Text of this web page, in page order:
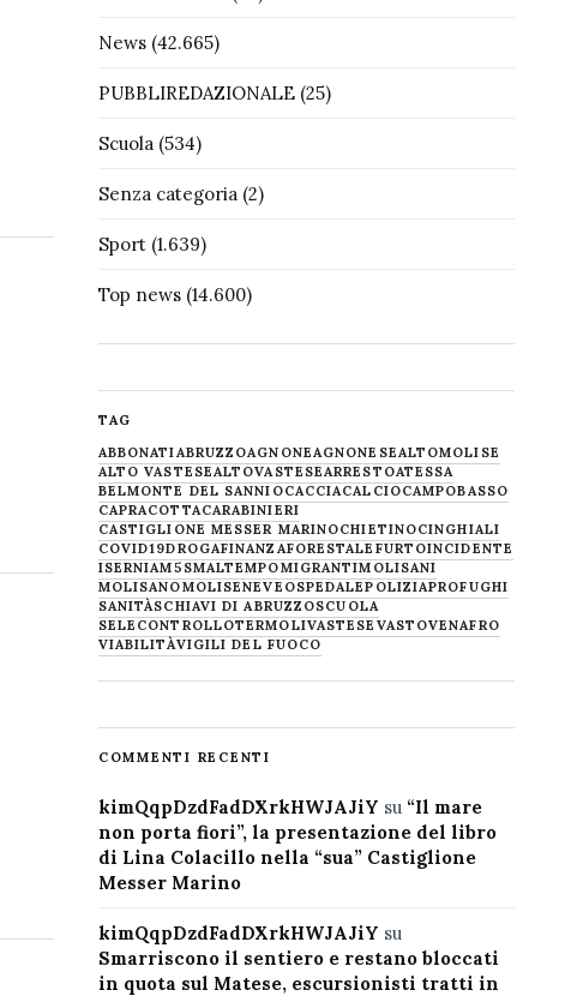
News(42.665)
PUBBLIREDAZIONALE(25)
Scuola(534)
Senza categoria(2)
Sport(1.639)
Top news(14.600)
TAG
ABBONATIABRUZZOAGNONEAGNONESEALTOMOLISE
ALTO VASTESEALTOVASTESEARRESTOATESSA
BELMONTE DEL SANNIOCACCIACALCIOCAMPOBASSO
CAPRACOTTACARABINIERI
CASTIGLIONE MESSER MARINOCHIETINOCINGHIALI
COVID19DROGAFINANZAFORESTALE FURTOINCIDENTE
ISERNIAM5SMALTEMPOMIGRANTIMOLISANI
MOLISANOMOLISENEVE OSPEDALEPOLIZIAPROFUGHI
SANITÀSCHIAVI DI ABRUZZOSCUOLA
SELECONTROLLOTERMOLIVASTESE VASTOVENAFRO
VIABILITÀVIGILI DEL FUOCO
COMMENTI RECENTI
kimQqpDzdFadDXrkHWJAJiY su “Il mare
non porta fiori”, la presentazione del libro
di Lina Colacillo nella “sua” Castiglione
Messer Marino
kimQqpDzdFadDXrkHWJAJiY su
Smarriscono il sentiero e restano bloccati
in quota sul Matese, escursionisti tratti in